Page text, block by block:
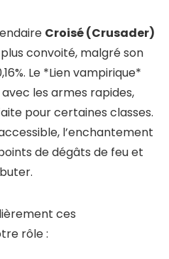
Croisé (Crusader)
convoité, malgré son
Le *Lien vampirique*
les armes rapides,
pour certaines classes.
l’enchantement
de dégâts de feu et
ces
rôle :